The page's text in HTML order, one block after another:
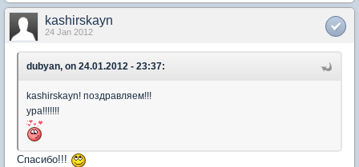
kashirskayn
24 Jan 2012
dubyan, on 24.01.2012 - 23:37:
kashirskayn! поздравляем!!!
ура!!!!!!!
Спасибо!!!